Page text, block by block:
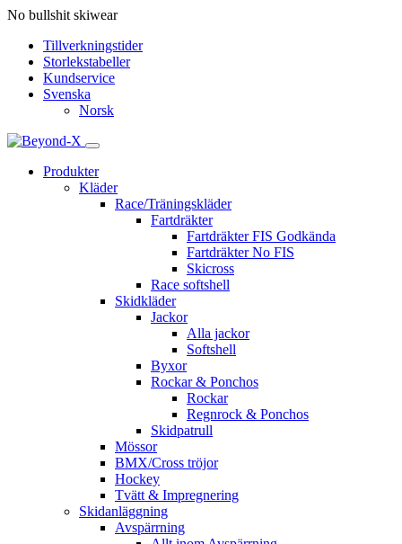
No bullshit skiwear
Tillverkningstider
Storlekstabeller
Kundservice
Svenska
Norsk
Produkter
Kläder
Race/Träningskläder
Fartdräkter
Fartdräkter FIS Godkända
Fartdräkter No FIS
Skicross
Race softshell
Skidkläder
Jackor
Alla jackor
Softshell
Byxor
Rockar & Ponchos
Rockar
Regnrock & Ponchos
Skidpatrull
Mössor
BMX/Cross tröjor
Hockey
Tvätt & Impregnering
Skidanläggning
Avspärrning